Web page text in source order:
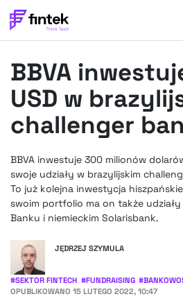
BANKOWOŚĆ
EVENTY
FELIETONY
WYWIADY
PODCASTY
FINTEKEXTRA
OKIEM EKSPERTA
BBVA
USD w
challenger
BBVA inwestuje 300 milionów
swoje udziały w brazylijskim
To już kolejna inwestycja
swoim portfolio ma on także
Banku i niemieckim Solarisbank.
JĘDRZEJ SZYMULA
#SEKTOR FINTECH #FUNDRAISING #
OPUBLIKOWANO 15 LUTEGO 2022, 10:47